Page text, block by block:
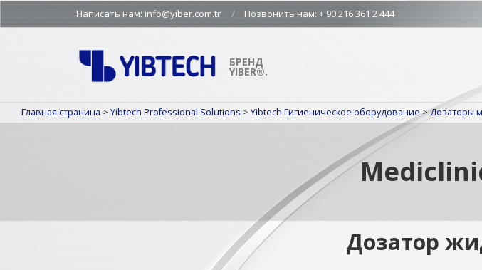
to
Написать нам: info@yiber.com.tr Позвонить нам: + 90 216 361 2 444
БРЕНД
YIBER®.
Главная страница > Yibtech Professional Solutions > Yibtech Гигиеническое оборудование>Дозаторы
Дозатор